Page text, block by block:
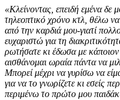
«Κλείνοντας, επειδή εμένα δε
τηλεοπτικό χρόνο κτλ, θέλω
από την καρδιά μου-γιατί
ευχαριστώ για τη
ρωτήσατε κι έδωσα με
αισθάνομαι ωραία πάντα να
Μπορεί μέχρι να γυρίσω να
για να το γνωρίζετε κι εσείς
περιμένω το πρώτο μου